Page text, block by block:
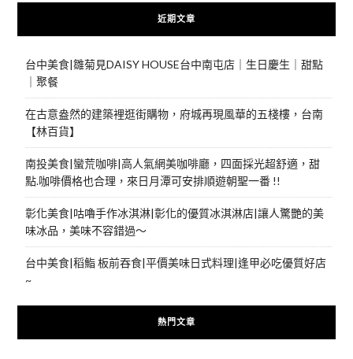
近期文章
台中美食|雛菊見DAISY HOUSE台中南屯店｜生日慶生｜甜點
｜聚餐
在古意盎然的建築裡逛街購物，府城再現風華的五棧樓，台南
【林百貨】
南投美食|蠻荒咖啡|高人氣網美咖啡廳，四面採光超舒適，甜
點.咖啡價格也合理，來日月潭可安排順遊朝聖一番 !!
彰化美食|咕嚕手作冰淇淋|彰化的優質冰淇淋店|讓人驚艷的美
味冰品，美味不容錯過～
台中美食|稻鮨 板前吞食|平價美味日式料理|逢甲必吃優質好店
~
熱門文章